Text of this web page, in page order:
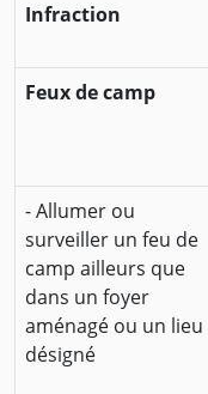
Infraction
Feux de camp
- Allumer ou
surveiller un feu de
camp ailleurs que
dans un foyer
aménagé ou un lieu
désigné